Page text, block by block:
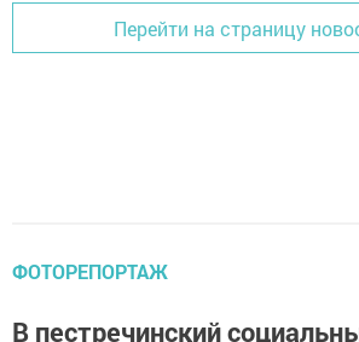
Перейти на страницу
ФОТОРЕПОРТАЖ
В пестречинский